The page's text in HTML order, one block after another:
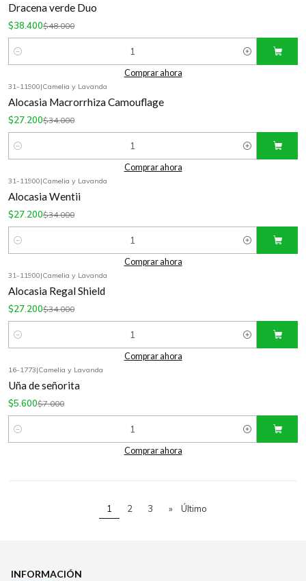
Dracena verde Duo
$38.400$48.000
Cantidad
Comprar ahora
31-11900|Camelia y Lavanda
Alocasia Macrorrhiza Camouflage
$27.200$34.000
Cantidad
Comprar ahora
31-11900|Camelia y Lavanda
Alocasia Wentii
$27.200$34.000
Cantidad
Comprar ahora
31-11900|Camelia y Lavanda
Alocasia Regal Shield
$27.200$34.000
Cantidad
Comprar ahora
16-1773|Camelia y Lavanda
Uña de señorita
$5.600$7.000
Cantidad
Comprar ahora
1 2 3 » Último
INFORMACIÓN